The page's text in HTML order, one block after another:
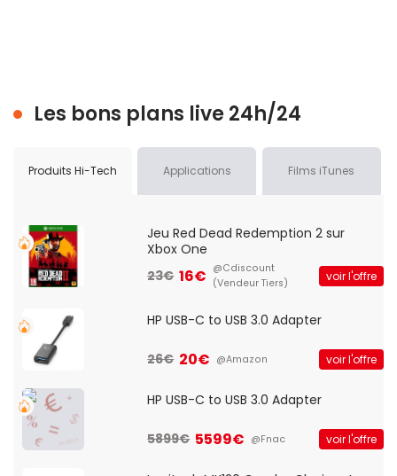
Les bons plans live 24h/24
Produits Hi-Tech Applications Films iTunes
Jeu Red Dead Redemption 2 sur
Xbox One
23€ 16€ @Cdiscount
(Vendeur Tiers)
voir l'offre
HP USB-C to USB 3.0 Adapter
26€ 20€ @Amazon voir l'offre
HP USB-C to USB 3.0 Adapter
5899€ 5599€ @Fnac voir l'offre